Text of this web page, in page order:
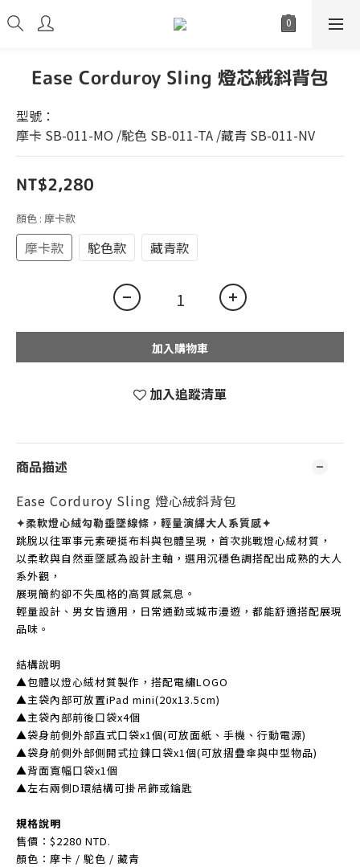
Ease Corduroy Sling 燈芯絨斜背包
型號：
摩卡 SB-011-MO /駝色 SB-011-TA /藏青 SB-011-NV
NT$2,280
顏色 : 摩卡款
摩卡款 駝色款 藏青款
加入購物車
加入追蹤清單
商品描述
Ease Corduroy Sling 燈心絨斜背包
✦柔軟燈心絨勾勒垂墜線條，輕量演繹大人系質感✦
跳脫以往軍事元素硬挺布料與包體呈現，首次挑戰燈心絨材質，
以柔軟與自然垂墜感為設計主軸，選用沉穩色調搭配出成熟的大人
系外觀，
展現簡約卻不失風格的高質感氣息。
輕量設計、男女皆適用，日常通勤或城市漫遊，都能舒適搭配展現
品味。
結構說明
▲包體以燈心絨材質製作，搭配電繡LOGO
▲主袋內部可放置iPad mini(20x13.5cm)
▲主袋內部前後口袋x4個
▲袋身前側外部直式口袋x1個(可放面紙、手機、行動電源)
▲袋身前側外部側開式拉鍊口袋x1個(可放摺疊傘與中型物品)
▲背面寬幅口袋x1個
▲左右兩側D環結構可掛吊飾或鑰匙
規格說明
售價：$2280 NTD.
顏色：摩卡 / 駝色 / 藏青